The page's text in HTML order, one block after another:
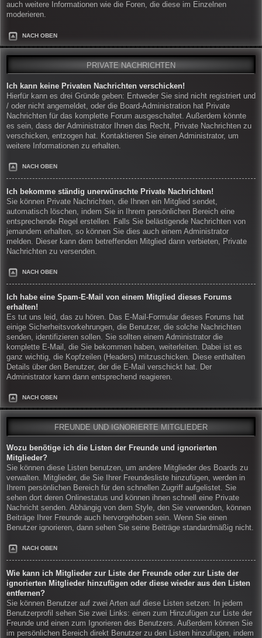
auch weitere Informationen wie die Foren, die diese im Einzelnen
moderieren.
NACH OBEN
PRIVATE NACHRICHTEN
Ich kann keine Privaten Nachrichten verschicken!
Hierfür kann es drei Gründe geben: Entweder Sie sind nicht registriert und
/ oder nicht angemeldet, oder die Board-Administration hat Private
Nachrichten für das komplette Forum ausgeschaltet. Außerdem könnte
es sein, dass der Administrator Ihnen das Recht, Private Nachrichten zu
verschicken, entzogen hat. Kontaktieren Sie einen Administrator, um
weitere Informationen zu erhalten.
NACH OBEN
Ich bekomme ständig unerwünschte Private Nachrichten!
Sie können Private Nachrichten, die Ihnen ein Mitglied sendet,
automatisch löschen, indem Sie in Ihrem persönlichen Bereich eine
entsprechende Regel erstellen. Falls Sie belästigende Nachrichten von
jemandem erhalten, so können Sie dies auch einem Administrator
melden. Dieser kann dem betreffenden Mitglied dann verbieten, Private
Nachrichten zu versenden.
NACH OBEN
Ich habe eine Spam-E-Mail von einem Mitglied dieses Forums
erhalten!
Es tut uns leid, das zu hören. Das E-Mail-Formular dieses Forums hat
einige Sicherheitsvorkehrungen, die Benutzer, die solche Nachrichten
senden, identifizieren sollen. Sie sollten einem Administrator die
komplette E-Mail, die Sie bekommen haben, weiterleiten. Dabei ist es
ganz wichtig, die Kopfzeilen (Headers) mitzuschicken. Diese enthalten
Details über den Benutzer, der die E-Mail verschickt hat. Der
Administrator kann dann entsprechend reagieren.
NACH OBEN
FREUNDE UND IGNORIERTE MITGLIEDER
Wozu benötige ich die Listen der Freunde und ignorierten
Mitglieder?
Sie können diese Listen benutzen, um andere Mitglieder des Boards zu
verwalten. Mitglieder, die Sie Ihrer Freundesliste hinzufügen, werden in
Ihrem persönlichen Bereich für den schnellen Zugriff aufgelistet. Sie
sehen dort deren Onlinestatus und können ihnen schnell eine Private
Nachricht senden. Abhängig von dem Style, den Sie verwenden, können
Beiträge Ihrer Freunde auch hervorgehoben sein. Wenn Sie einen
Benutzer ignorieren, dann sehen Sie seine Beiträge standardmäßig nicht.
NACH OBEN
Wie kann ich Mitglieder zur Liste der Freunde oder zur Liste der
ignorierten Mitglieder hinzufügen oder diese wieder aus den Listen
entfernen?
Sie können Benutzer auf zwei Arten auf diese Listen setzen: In jedem
Benutzerprofil sehen Sie zwei Links: einen zum Hinzufügen zur Liste der
Freunde und einen zum Ignorieren des Benutzers. Außerdem können Sie
im persönlichen Bereich direkt Benutzer zu den Listen hinzufügen, indem